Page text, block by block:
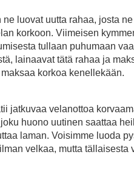
luovat uutta rahaa, josta
korkoon. Viimeisen
tullaan puhumaan
lainaavat tätä rahaa ja
korkoa kenellekään.
jatkuvaa velanottoa
huono uutinen saattaa
laman. Voisimme luoda
velkaa, mutta tällaisesta